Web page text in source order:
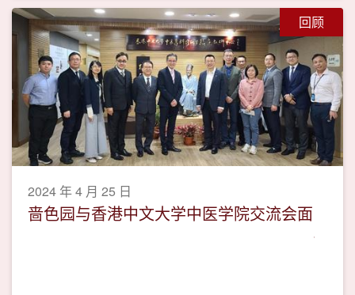
回顾
2024 年 4 月 25 日
啬色园与香港中文大学中医学院交流会面